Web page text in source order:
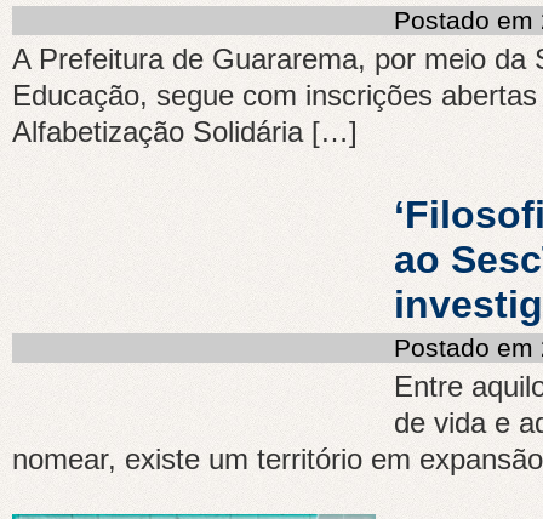
Postado em
A Prefeitura de Guararema, por meio da
Educação, segue com inscrições
Alfabetização Solidária […]
ao
Postado em
Entre
de vida e
nomear, existe um território em